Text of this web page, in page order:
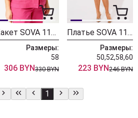
Жакет SOVA 11279 малина
Размеры:
58
306 BYN330 BYN
Платье SOVA 11216 красный
Размеры:
50,52,58,60
223 BYN246 BYN
1